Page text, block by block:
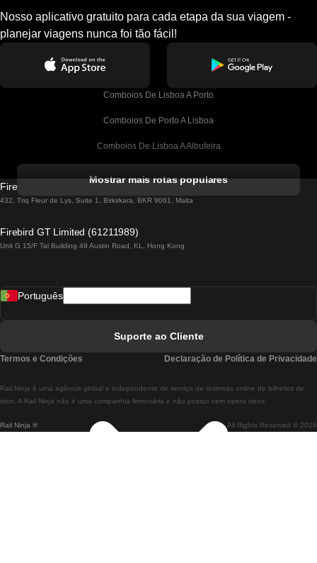
Nosso aplicativo gratuito para cada etapa da sua viagem -
planejar viagens nunca foi tão fácil!
Comboios De Lisboa A Porto
Comboios De Porto A Lisboa
Comboios De Lisboa A Albufeira
Comboios De Lisboa A Lagos
Comboios De Lisboa A Madrid
Comboios De Lisboa A Braga
Comboios De Braga A Lisboa
Mostrar mais rotas populares
Firebird GT Limited (OC 1451)
432, Triq Fleur de Lys, Suite 1, Birkirkara, BKR 9061, Malta
Firebird GT Limited (61211989)
Unit G 15/F Tal Building 49 Austin Road, KL, Hong Kong
Rail Ninja ® All Rights Reserved © 2026
Rail.Ninja é uma agência global e independente de serviço de reservas online de bilhetes de
trem. A Rail Ninja não é uma companhia ferroviária e não possui nem opera trens.
Português
Suporte ao Cliente
Termos e Condições Declaração de Política de Privacidade